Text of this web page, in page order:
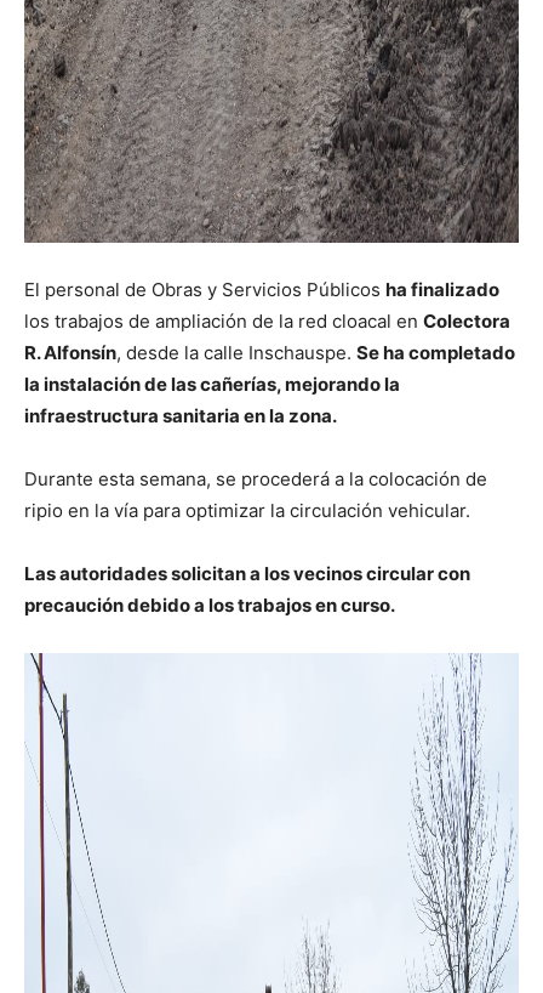
El personal de Obras y Servicios Públicos ha finalizado
los trabajos de ampliación de la red cloacal en Colectora
R. Alfonsín, desde la calle Inschauspe. Se ha completado
la instalación de las cañerías, mejorando la
infraestructura sanitaria en la zona.
Durante esta semana, se procederá a la colocación de
ripio en la vía para optimizar la circulación vehicular.
Las autoridades solicitan a los vecinos circular con
precaución debido a los trabajos en curso.